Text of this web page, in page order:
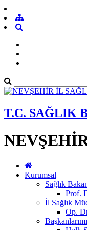
T.C. SAĞLIK
Kurumsal
Sağlık
Prof.
İl Sağlık
Op.